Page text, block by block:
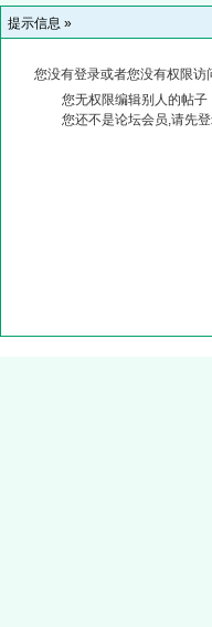
提示信息 »
您没有登录或者您没有权限
您无权限编辑别人的帖子
您还不是论坛会员,请先